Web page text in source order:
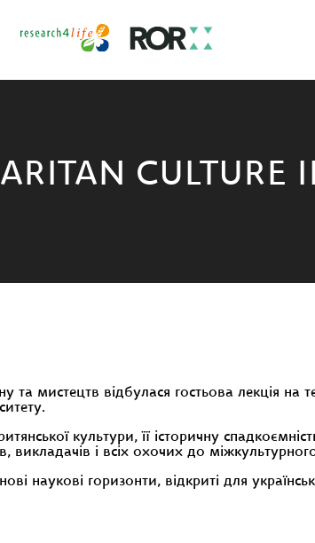
CULTURE
та мистецтв відбулася гостьова лекція на
культури, її історичну
викладачів і всіх охочих до
наукові горизонти, відкриті для